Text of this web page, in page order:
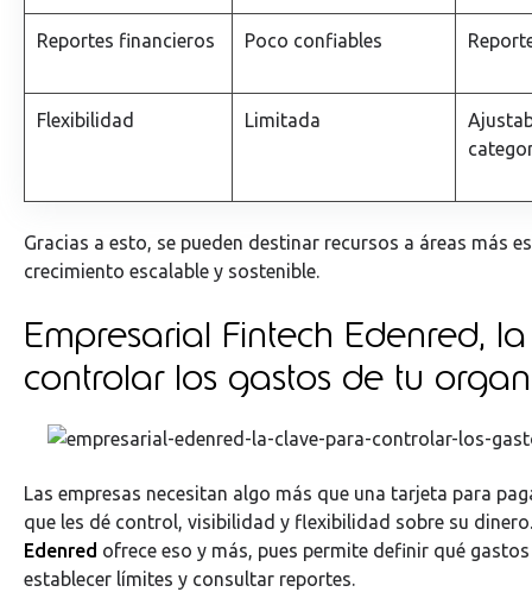
Reportes financieros Poco confiables
Flexibilidad Limitada
Gracias a esto, se pueden destinar recursos a áreas más
crecimiento escalable y sostenible.
Empresarial Fintech Edenred,
controlar los gastos de tu
Las empresas necesitan algo más que una tarjeta para
que les dé control, visibilidad y flexibilidad sobre su
Edenred ofrece eso y más, pues permite definir qué
establecer límites y consultar reportes.